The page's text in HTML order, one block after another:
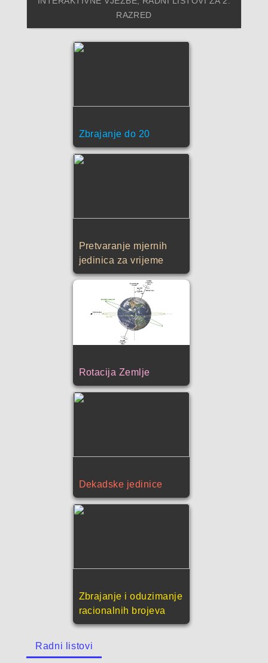
RAZRED
Zbrajanje do 20
Pretvaranje mjernih
jedinica za vrijeme
Rotacija Zemlje
Dekadske jedinice
Zbrajanje i oduzimanje
racionalnih brojeva
Radni listovi